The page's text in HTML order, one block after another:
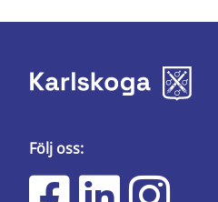
Följ oss: